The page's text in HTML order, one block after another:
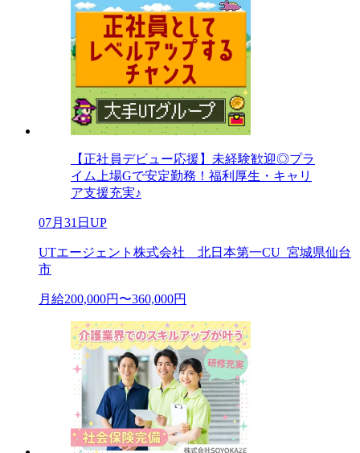
【正社員デビュー応援】未経験歓迎◎プラ
イム上場Gで安定勤務！福利厚生・キャリ
ア支援充実♪
07月31日UP
UTエージェント株式会社 北日本第一CU_宮城県仙台
市
月給200,000円〜360,000円